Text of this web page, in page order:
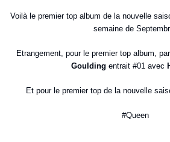
Voilà le premier top album de la nouvelle
semaine de
Etrangement, pour le premier top album, par
Goulding entrait #01 avec
Et pour le premier top de la nouvelle
#Queen